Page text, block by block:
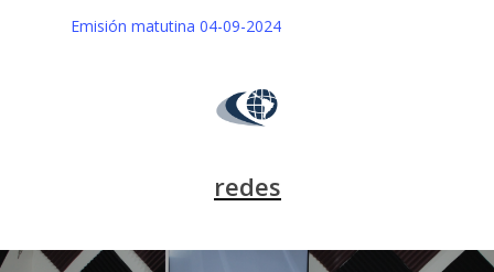
Emisión matutina 04-09-2024
redes